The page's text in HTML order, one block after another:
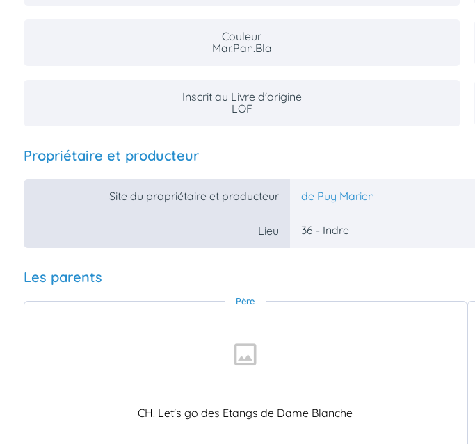
Couleur
Mar.Pan.Bla
Inscrit au Livre d'origine
LOF
Propriétaire et producteur
Site du propriétaire et producteur de Puy Marien
Lieu 36 - Indre
Les parents
Père
CH. Let's go des Etangs de Dame Blanche